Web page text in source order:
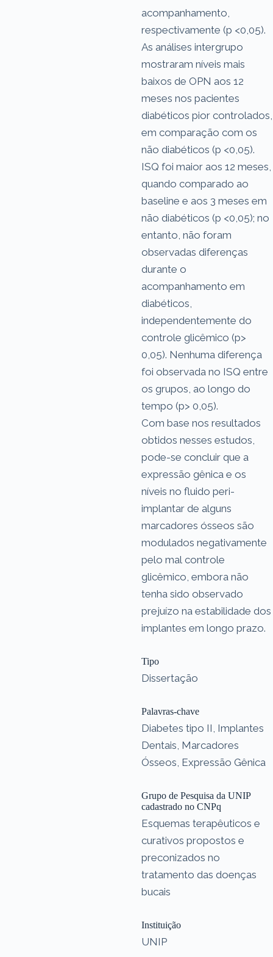
acompanhamento,
respectivamente (p <0,05).
As análises intergrupo
mostraram níveis mais
baixos de OPN aos 12
meses nos pacientes
diabéticos pior controlados,
em comparação com os
não diabéticos (p <0,05).
ISQ foi maior aos 12 meses,
quando comparado ao
baseline e aos 3 meses em
não diabéticos (p <0,05); no
entanto, não foram
observadas diferenças
durante o
acompanhamento em
diabéticos,
independentemente do
controle glicêmico (p>
0,05). Nenhuma diferença
foi observada no ISQ entre
os grupos, ao longo do
tempo (p> 0,05).
Com base nos resultados
obtidos nesses estudos,
pode-se concluir que a
expressão gênica e os
níveis no fluido peri-
implantar de alguns
marcadores ósseos são
modulados negativamente
pelo mal controle
glicêmico, embora não
tenha sido observado
prejuízo na estabilidade dos
implantes em longo prazo.
Tipo
Dissertação
Palavras-chave
Diabetes tipo II, Implantes
Dentais, Marcadores
Ósseos, Expressão Gênica
Grupo de Pesquisa da UNIP
cadastrado no CNPq
Esquemas terapêuticos e
curativos propostos e
preconizados no
tratamento das doenças
bucais
Instituição
UNIP